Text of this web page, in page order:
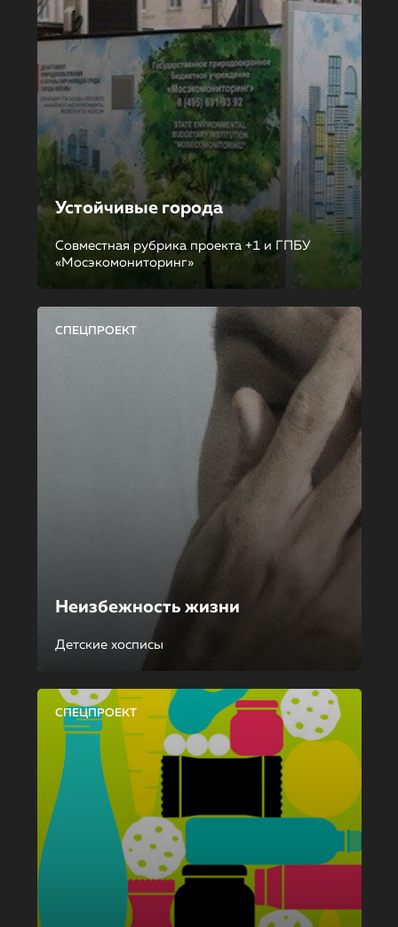
Устойчивые города
Совместная рубрика проекта +1 и ГПБУ
«Мосэкомониторинг»
СПЕЦПРОЕКТ
Неизбежность жизни
Детские хосписы
СПЕЦПРОЕКТ